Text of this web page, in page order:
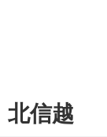
北信越